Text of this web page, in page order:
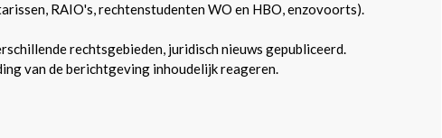
RAIO's, rechtenstudenten WO en HBO, enzovoorts).
rechtsgebieden, juridisch nieuws gepubliceerd.
van de berichtgeving inhoudelijk reageren.